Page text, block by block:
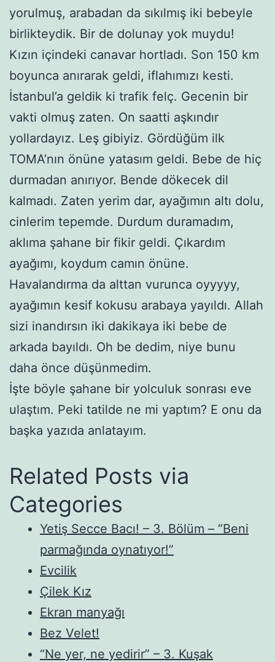
yorulmuş, arabadan da sıkılmış iki bebeyle
birlikteydik. Bir de dolunay yok muydu!
Kızın içindeki canavar hortladı. Son 150 km
boyunca anırarak geldi, iflahımızı kesti.
İstanbul’a geldik ki trafik felç. Gecenin bir
vakti olmuş zaten. On saatti aşkındır
yollardayız. Leş gibiyiz. Gördüğüm ilk
TOMA’nın önüne yatasım geldi. Bebe de hiç
durmadan anırıyor. Bende dökecek dil
kalmadı. Zaten yerim dar, ayağımın altı dolu,
cinlerim tepemde. Durdum duramadım,
aklıma şahane bir fikir geldi. Çıkardım
ayağımı, koydum camın önüne.
Havalandırma da alttan vurunca oyyyyy,
ayağımın kesif kokusu arabaya yayıldı. Allah
sizi inandırsın iki dakikaya iki bebe de
arkada bayıldı. Oh be dedim, niye bunu
daha önce düşünmedim.
İşte böyle şahane bir yolculuk sonrası eve
ulaştım. Peki tatilde ne mi yaptım? E onu da
başka yazıda anlatayım.
Related Posts via
Categories
Yetiş Secce Bacı! – 3. Bölüm – “Beni
parmağında oynatıyor!”
Evcilik
Çilek Kız
Ekran manyağı
Bez Velet!
“Ne yer, ne yedirir” – 3. Kuşak